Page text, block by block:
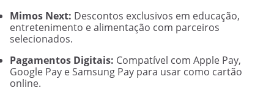
Mimos Next: Descontos exclusivos em educação,
entretenimento e alimentação com parceiros
selecionados.
Pagamentos Digitais: Compatível com Apple Pay,
Google Pay e Samsung Pay para usar como cartão
online.